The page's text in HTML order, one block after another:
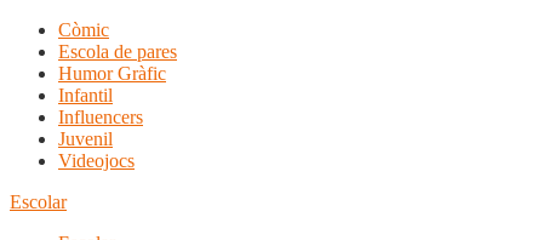
Còmic
Escola de pares
Humor Gràfic
Infantil
Influencers
Juvenil
Videojocs
Escolar